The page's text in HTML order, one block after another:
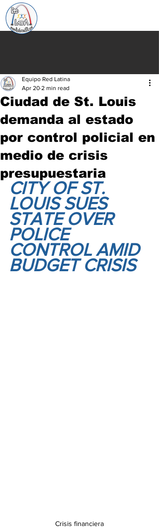
Ciudad de St. Louis
demanda al estado
por control policial en
medio de crisis
presupuestaria
Equipo Red Latina
Apr 20 2 min read
CITY OF ST.
LOUIS SUES
STATE OVER
POLICE
CONTROL AMID
BUDGET CRISIS
Crisis financiera